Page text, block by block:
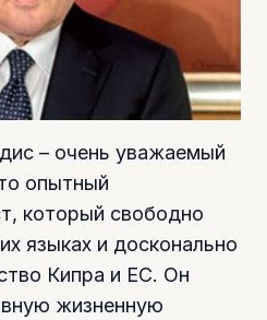
– очень уважаемый
опытный
который свободно
языках и досконально
Кипра и ЕС. Он
жизненную